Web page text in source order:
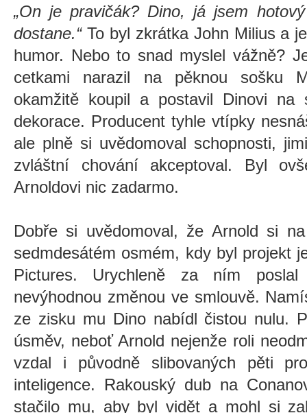
„On je pravičák? Dino, já jsem
dostane.“To byl zkrátka John Milius a
humor. Nebo to snad myslel vážně?
cetkami narazil na pěknou sošku
okamžitě koupil a postavil Dinovi na
dekorace. Producent tyhle vtípky
ale plně si uvědomoval schopnosti,
zvláštní chování akceptoval. Byl
Arnoldovi nic zadarmo.
Dobře si uvědomoval, že Arnold si
sedmdesátém osmém, kdy byl projekt
Pictures. Urychleně za ním
nevýhodnou změnou ve smlouvě.
ze zisku mu Dino nabídl čistou nulu.
úsměv, neboť Arnold nejenže roli
vzdal i původně slibovaných pěti
inteligence. Rakouský dub na
stačilo mu, aby byl vidět a mohl si